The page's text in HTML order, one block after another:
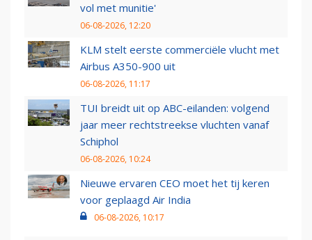
vol met munitie'
06-08-2026, 12:20
KLM stelt eerste commerciële vlucht met
Airbus A350-900 uit
06-08-2026, 11:17
TUI breidt uit op ABC-eilanden: volgend
jaar meer rechtstreekse vluchten vanaf
Schiphol
06-08-2026, 10:24
Nieuwe ervaren CEO moet het tij keren
voor geplaagd Air India
06-08-2026, 10:17